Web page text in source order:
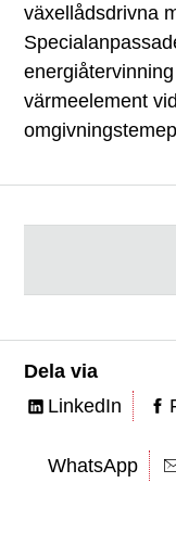
växellådsdrivna
värmeelement
Dela via
LinkedIn
WhatsApp